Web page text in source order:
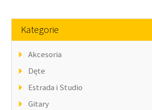
Kategorie
Akcesoria
Dęte
Estrada i Studio
Gitary